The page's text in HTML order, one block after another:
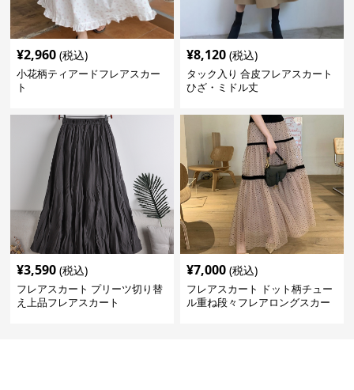
¥2,960 (税込)
小花柄ティアードフレアスカー
ト
¥8,120 (税込)
タック入り 合皮フレアスカート
ひざ・ミドル丈
¥3,590 (税込)
フレアスカート プリーツ切り替
え上品フレアスカート
¥7,000 (税込)
フレアスカート ドット柄チュー
ル重ね段々フレアロングスカー